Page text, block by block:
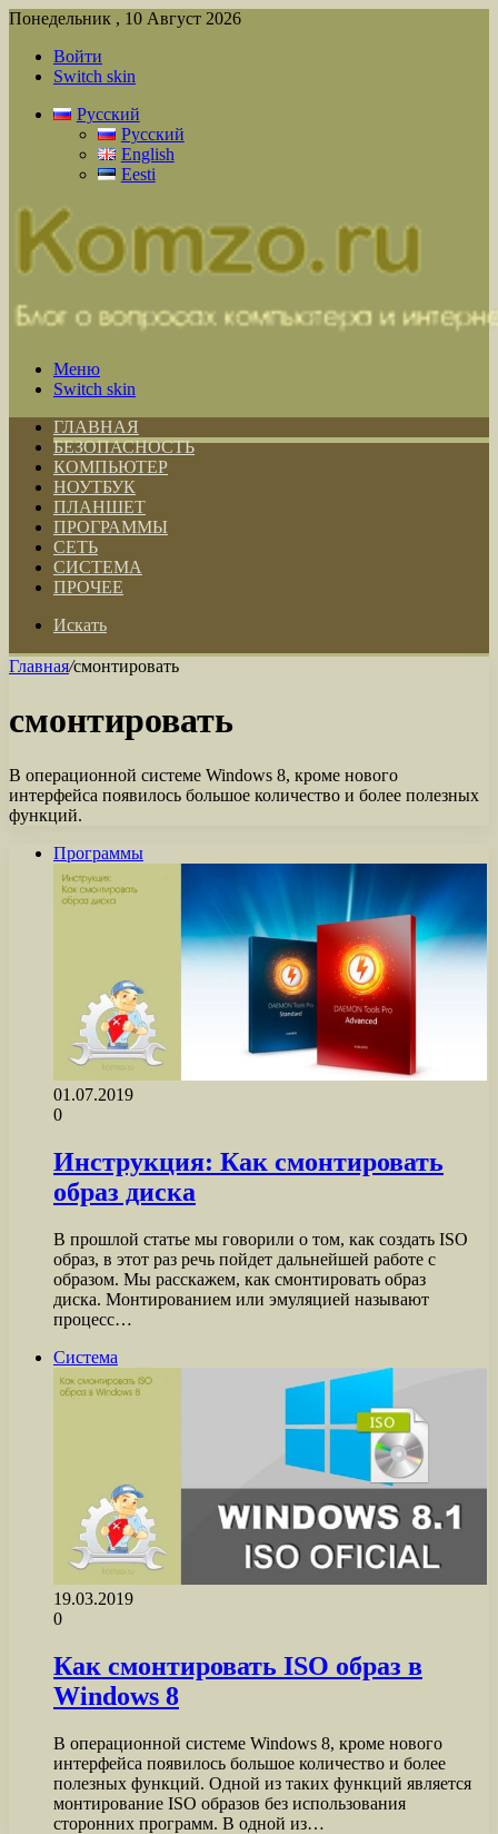
Понедельник , 10 Август 2026
Войти
Switch skin
Русский
Русский
English
Eesti
Меню
Switch skin
ГЛАВНАЯ
БЕЗОПАСНОСТЬ
КОМПЬЮТЕР
НОУТБУК
ПЛАНШЕТ
ПРОГРАММЫ
СЕТЬ
СИСТЕМА
ПРОЧЕЕ
Искать
Главная/смонтировать
смонтировать
В операционной системе Windows 8, кроме нового
интерфейса появилось большое количество и более полезных
функций.
Программы
01.07.2019
0
Инструкция: Как смонтировать
образ диска
В прошлой статье мы говорили о том, как создать ISO
образ, в этот раз речь пойдет дальнейшей работе с
образом. Мы расскажем, как смонтировать образ
диска. Монтированием или эмуляцией называют
процесс…
Система
19.03.2019
0
Как смонтировать ISO образ в
Windows 8
В операционной системе Windows 8, кроме нового
интерфейса появилось большое количество и более
полезных функций. Одной из таких функций является
монтирование ISO образов без использования
сторонних программ. В одной из…